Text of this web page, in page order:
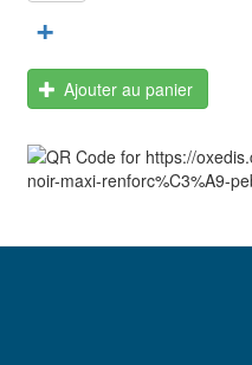
+
Ajouter au panier